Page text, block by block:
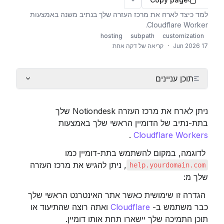
More options
למד כיצד לארח את מרכז העזרה שלך בנתיב משנה באמצעות
Cloudflare Worker.
customization
subpath
hosting
17 Jun 2026
· קריאה של דקה אחת
תוכן עניינים
ניתן לארח את מרכז העזרה Notiondesk שלך
בתת-נתיב של הדומיין הראשי שלך באמצעות
Cloudflare Workers
.
help.yourdomain.com , ניתן להגיש את מרכז העזרה
שלך מ:
הגדרה זו שימושית כאשר אתר האינטרנט הראשי שלך
כבר משתמש ב- Cloudflare ואתה רוצה שהתיעוד או
תוכן התמיכה שלך יישארו תחת אותו דומיין.